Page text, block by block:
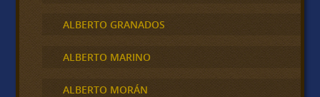
ALBERTO GRANADOS
ALBERTO MARINO
ALBERTO MORÁN